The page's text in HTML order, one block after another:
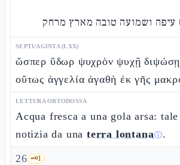
עיפה ושמועה טובה מארץ מרחק
SEPTUAGINTA (LXX)
ὥσπερ ὕδωρ ψυχρὸν ψυχῇ
οὕτως ἀγγελία ἀγαθὴ ἐκ γῆς
LETTURA ORTODOSSA
Acqua fresca a una gola arsa:
notizia da unaterra lontanaⓘ.
26 🗝️1